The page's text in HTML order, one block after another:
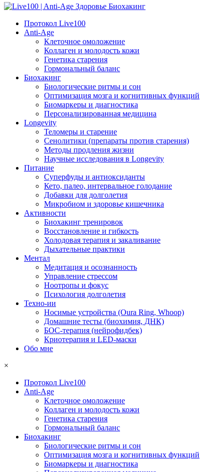
Протокол Live100
Anti-Age
Клеточное омоложение
Коллаген и молодость кожи
Генетика старения
Гормональный баланс
Биохакинг
Биологические ритмы и сон
Оптимизация мозга и когнитивных функций
Биомаркеры и диагностика
Персонализированная медицина
Longevity
Теломеры и старение
Сенолитики (препараты против старения)
Методы продления жизни
Научные исследования в Longevity
Питание
Суперфуды и антиоксиданты
Кето, палео, интервальное голодание
Добавки для долголетия
Микробиом и здоровье кишечника
Активности
Биохакинг тренировок
Восстановление и гибкость
Холодовая терапия и закаливание
Дыхательные практики
Ментал
Медитация и осознанность
Управление стрессом
Ноотропы и фокус
Психология долголетия
Техно-ии
Носимые устройства (Oura Ring, Whoop)
Домашние тесты (биохимия, ДНК)
БОС-терапия (нейрофидбек)
Криотерапия и LED-маски
Обо мне
×
Протокол Live100
Anti-Age
Клеточное омоложение
Коллаген и молодость кожи
Генетика старения
Гормональный баланс
Биохакинг
Биологические ритмы и сон
Оптимизация мозга и когнитивных функций
Биомаркеры и диагностика